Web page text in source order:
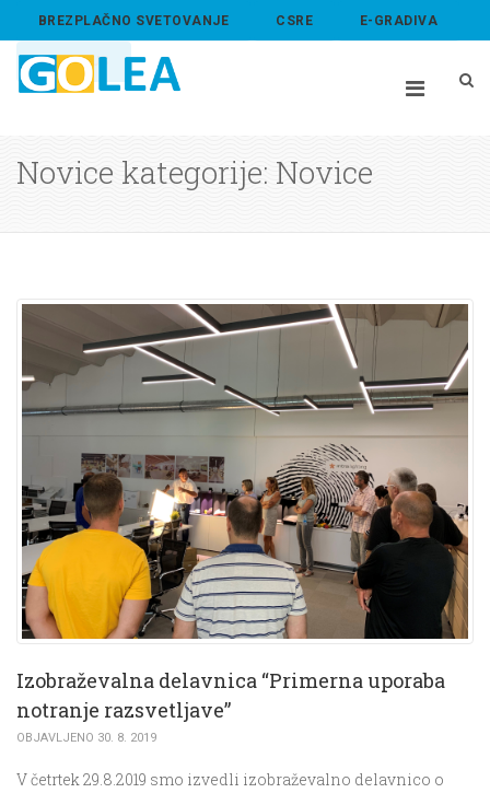
BREZPLAČNO SVETOVANJE CSRE E-GRADIVA
ABOUT US
Novice kategorije: Novice
Izobraževalna delavnica “Primerna uporaba
notranje razsvetljave”
OBJAVLJENO 30. 8. 2019
V četrtek 29.8.2019 smo izvedli izobraževalno delavnico o